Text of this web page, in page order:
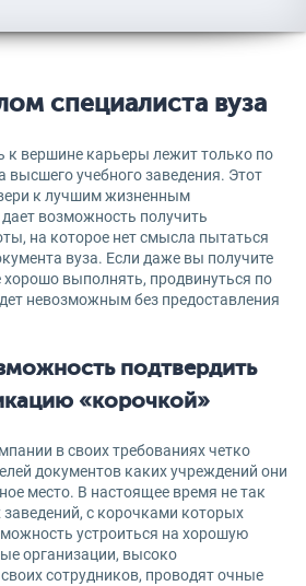
специалиста вуза
к вершине карьеры лежит только по
учебного заведения. Этот
к лучшим жизненным
возможность получить
на которое нет смысла пытаться
вуза. Если даже вы получите
хорошо выполнять, продвинуться по
невозможным без предоставления
подтвердить
«корочкой»
в своих требованиях четко
документов каких учреждений они
место. В настоящее время не так
с корочками которых
устроиться на хорошую
организации, высоко
сотрудников, проводят очные